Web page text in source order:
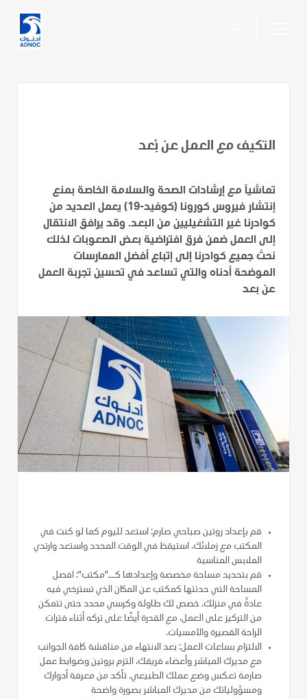
التكيف مع العمل عن بُعد
تماشياَ مع إرشادات الصحة والسلامة الخاصة بمنع
إنتشار فيروس كورونا (كوفيد-19) يعمل العديد من
كوادرنا غير التشغيليين من البعد. وقد يرافق الانتقال
إلى العمل ضمن فرق افتراضية بعض الصعوبات لذلك
نحث جميع كوادرنا إلى إتباع أفضل الممارسات
الموضحة أدناه والتي تساعد في تحسين تجربة العمل
عن بعد
قم بإعداد روتين صباحي صارم: استعد لليوم كما لو كنت في
المكتب مع زملائك. استيقظ في الوقت المحدد واستعد وارتدي
الملابس المناسبة
قم بتحديد مساحة مخصصة وإعدادها كــ"مكتب": افصل
المساحة التي حدتتها كمكتب عن المكان الذي تسترخي فيه
عادةً في منزلك. خصص لك طاولة وكرسي محدد حتى تتمكن
من التركيز على العمل، مع القدرة أيضًا على تركه أثناء فترات
الراحة القصيرة والأمسيات.
الالتزام بساعات العمل: بعد الانتهاء من مناقشة كافة الجوانب
مع مديرك المباشر وأعضاء فريقك، التزم بروتين وضوابط عمل
صارمة تعكس وضع عملك الطبيعي. تأكد من معرفة أدوارك
ومسؤولياتك من مديرك المباشر بصورة واضحة